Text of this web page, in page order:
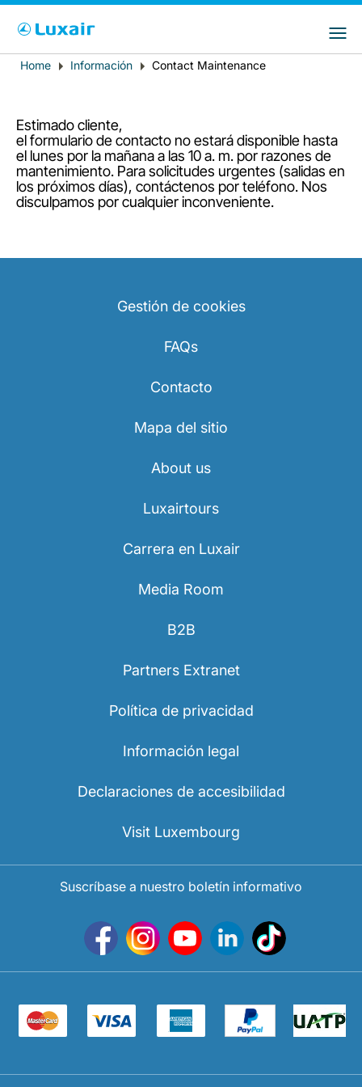
Breadcrumb
Home Información Contact Maintenance
Estimado cliente,
el formulario de contacto no estará disponible hasta
el lunes por la mañana a las 10 a. m. por razones de
mantenimiento. Para solicitudes urgentes (salidas en
los próximos días), contáctenos por teléfono. Nos
disculpamos por cualquier inconveniente.
Gestión de cookies
FAQs
Contacto
Mapa del sitio
About us
Luxairtours
Carrera en Luxair
Media Room
B2B
Partners Extranet
Política de privacidad
Información legal
Declaraciones de accesibilidad
Visit Luxembourg
Suscríbase a nuestro boletín informativo